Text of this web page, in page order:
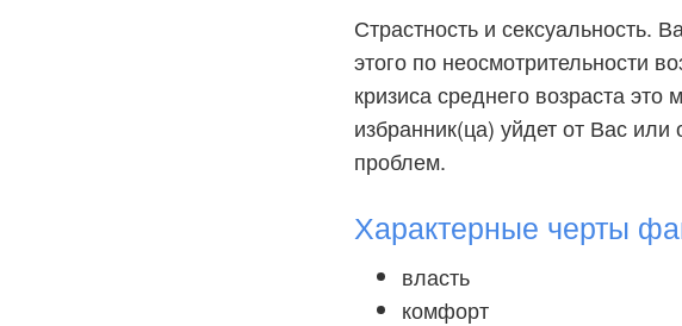
Страстность и сексуальность.
этого по неосмотрительности
кризиса среднего возраста
избранник(ца) уйдет от Вас
проблем.
Характерные черты
власть
комфорт